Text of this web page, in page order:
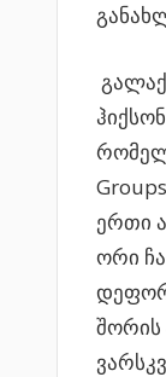
ერთი
ორი
შორის